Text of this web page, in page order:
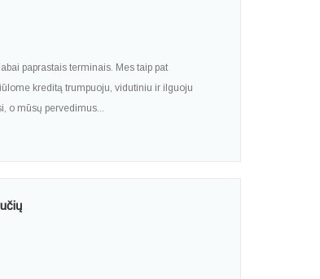
paprastais terminais. Mes taip pat
kreditą trumpuoju, vidutiniu ir ilguoju
o mūsų pervedimus...